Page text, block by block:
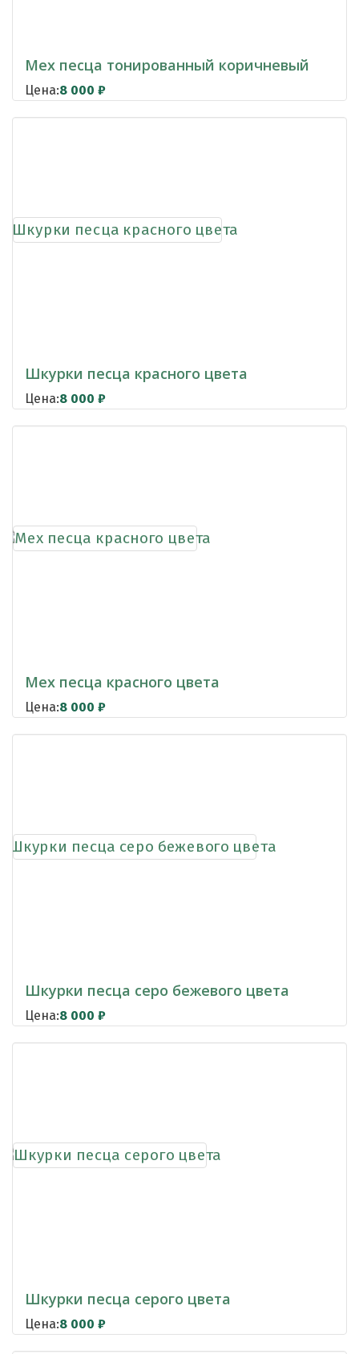
Мех песца тонированный коричневый
Цена:8 000 ₽
Шкурки песца красного цвета
Цена:8 000 ₽
Мех песца красного цвета
Цена:8 000 ₽
Шкурки песца серо бежевого цвета
Цена:8 000 ₽
Шкурки песца серого цвета
Цена:8 000 ₽